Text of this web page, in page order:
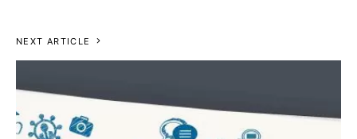
NEXT ARTICLE